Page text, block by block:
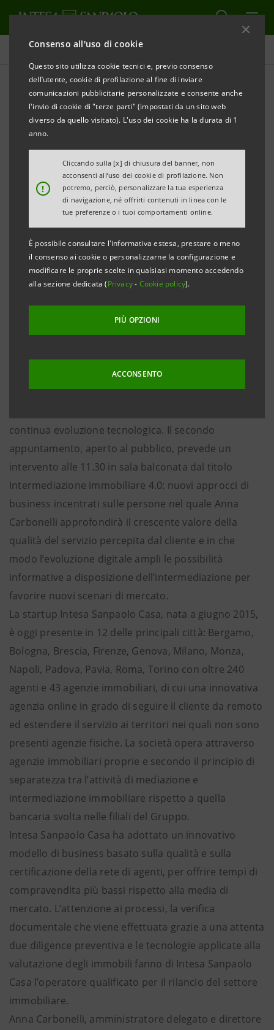
Consenso all'uso di cookie
Questo sito utilizza cookie tecnici e, previo consenso
dell’utente, cookie di profilazione al fine di inviare
comunicazioni pubblicitarie personalizzate e consente anche
l'invio di cookie di "terze parti" (impostati da un sito web
diverso da quello visitato). L'uso dei cookie ha la durata di 1
anno.
!
Cliccando sulla [x] di chiusura del banner, non
acconsenti all’uso dei cookie di profilazione. Non
potremo, perciò, personalizzare la tua esperienza
di navigazione, né offrirti contenuti in linea con le
tue preferenze o i tuoi comportamenti online.
È possibile consultare l'informativa estesa, prestare o meno
il consenso ai cookie o personalizzarne la configurazione e
modificare le proprie scelte in qualsiasi momento accedendo
alla sezione dedicata (Privacy- Cookie policy).
PIÙ OPZIONI
ACCONSENTO
Comunicati stampa
STAMPA AGGIORNA
COMUNICATO STAMPA
INTESA SANPAOLO CASA: DOPPIO APPUNTAMENTO
Milano, 1 giugno 2018 – Intesa Sanpaolo Casa, la
società di mediazione e intermediazione immobiliare
del Gruppo Intesa Sanpaolo, parteciperà alla settima
edizione di Re Italy Convention Days 2018 dedicata
alle aziende del Real Estate che si terrà il 5 e 6 giugno
in Borsa Italiana per un momento di confronto sugli
stati generali del settore.
Carbonelli, amministratore delegato e direttore
generale di Intesa Sanpaolo Casa che, alle 10.30 nella
sala plenaria, terrà l’intervento Evoluzione dei bisogni
dei clienti: l’esperienza al centro del modello di
servizio nel quale affronterà il tema dell’importanza
continua evoluzione tecnologica. Il secondo
appuntamento, aperto al pubblico, prevede un
intervento alle 11.30 in sala balconata dal titolo
Intermediazione immobiliare 4.0: nuovi approcci di
business incentrati sulle persone nel quale Anna
Carbonelli approfondirà il crescente valore della
qualità del servizio percepita dal cliente e in che
modo l’evoluzione digitale ampli le possibilità
informative a disposizione dell’intermediazione per
favorire nuovi scenari di mercato.
La startup Intesa Sanpaolo Casa, nata a giugno 2015,
è oggi presente in 12 delle principali città: Bergamo,
Bologna, Brescia, Firenze, Genova, Milano, Monza,
Napoli, Padova, Pavia, Roma, Torino con oltre 240
agenti e 43 agenzie immobiliari, di cui una innovativa
agenzia online in grado di seguire il cliente da remoto
ed estendere il servizio ai territori nei quali non sono
presenti agenzie fisiche. La società opera attraverso
agenzie immobiliari proprie e secondo il principio di
separatezza tra l’attività di mediazione e
intermediazione immobiliare rispetto a quella
bancaria svolta nelle filiali del Gruppo.
Intesa Sanpaolo Casa ha adottato un innovativo
modello di business basato sulla qualità e sulla
certificazione della rete di agenti, per offrire tempi di
compravendita più bassi rispetto alla media di
mercato. L’attenzione ai processi, la verifica
documentale che viene effettuata grazie a una attenta
due diligence preventiva e le tecnologie applicate alla
valutazione degli immobili fanno di Intesa Sanpaolo
Casa l’operatore qualificato per il rilancio del settore
immobiliare.
Anna Carbonelli, amministratore delegato e direttore